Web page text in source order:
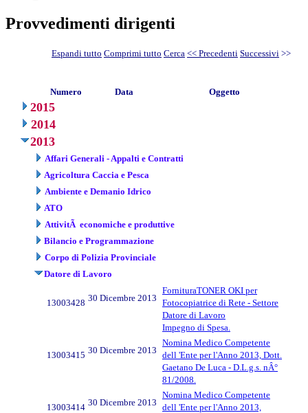
Provvedimenti dirigenti
Espandi tutto Comprimi tutto Cerca << Precedenti Successivi >>
Numero Data Oggetto
2015
2014
2013
Affari Generali - Appalti e Contratti
Agricoltura Caccia e Pesca
Ambiente e Demanio Idrico
ATO
AttivitÃ economiche e produttive
Bilancio e Programmazione
Corpo di Polizia Provinciale
Datore di Lavoro
13003428 30 Dicembre 2013
FornituraTONER OKI per
Fotocopiatrice di Rete - Settore
Datore di Lavoro
Impegno di Spesa.
13003415 30 Dicembre 2013
Nomina Medico Competente
dell 'Ente per l'Anno 2013, Dott.
Gaetano De Luca - D.L.g.s. nÂ°
81/2008.
13003414 30 Dicembre 2013
Nomina Medico Competente
dell 'Ente per l'Anno 2013,